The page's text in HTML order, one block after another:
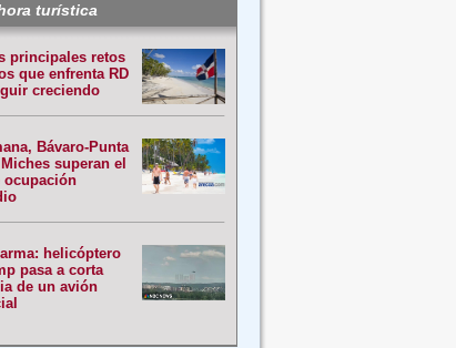
turística
principales retos
que enfrenta RD
creciendo
Bávaro-Punta
superan el
ocupación
helicóptero
pasa a corta
de un avión